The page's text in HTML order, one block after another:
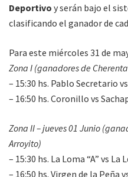
Deportivo y serán bajo el
clasificando el ganador de
Para este miércoles 31 de
Zona I (ganadores de
– 15:30 hs. Pablo Secretario
– 16:50 hs. Coronillo vs
Zona II – jueves 01 Junio
Arroyito)
– 15:30 hs. La Loma “A” vs La
– 16:50 hs. Virgen de la Peña